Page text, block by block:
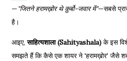
—"जितने हरामख़ोर थे क़ुर्बो-जवार में"—सबसे
है।
आइए,साहित्यशाला (Sahityashala) के इस
समझते हैं कि कैसे एक शायर ने 'हरामख़ोर' जैसे